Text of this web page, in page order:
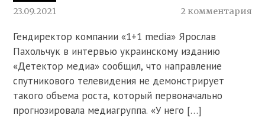
23.09.2021 2 комментария
Гендиректор компании «1+1 media» Ярослав
Пахольчук в интервью украинскому изданию
«Детектор медиа» сообщил, что направление
спутникового телевидения не демонстрирует
такого объема роста, который первоначально
прогнозировала медиагруппа. «У него […]